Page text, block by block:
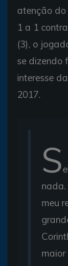
atenção do
1 a 1
(3), o
se dizendo
interesse
2017.
S
nada.
meu